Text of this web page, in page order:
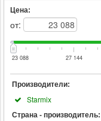
Цена:
от:
23 088 27 144
Производители:
Starmix
Страна - производитель: